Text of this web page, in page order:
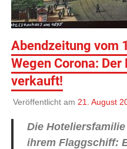
Abendzeitung vom
Wegen Corona:
verkauft!
Veröffentlicht am 21. August
Die
ihrem Flaggschiff: